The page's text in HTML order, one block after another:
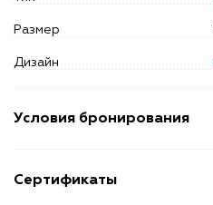
Условия бронирования
Сертификаты
Размер
Дизайн